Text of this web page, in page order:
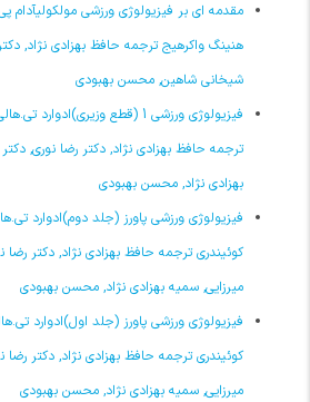
مقدمه ای بر فیزیولوژی ورزشی مولکولیآدام
هنینگ واکرهیج ترجمه حافظ بهزادی نژاد,
شیخانی شاهین, محسن بهبودی
فیزیولوژی ورزشی 1 (قطع
ترجمه حافظ بهزادی نژاد, دکتر رضا نوری,
بهزادی نژاد, محسن بهبودی
فیزیولوژی ورزشی پاورز (جلد دوم)ادوارد
کوئیندری ترجمه حافظ بهزادی نژاد, دکتر رضا
میرزایی, سمیه بهزادی نژاد, محسن بهبودی
فیزیولوژی ورزشی پاورز (جلد اول)ادوارد
کوئیندری ترجمه حافظ بهزادی نژاد, دکتر رضا
میرزایی, سمیه بهزادی نژاد, محسن بهبودی